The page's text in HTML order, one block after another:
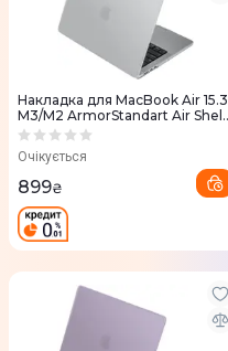
Накладка для MacBook Air 15.3
M3/M2 ArmorStandart Air Shell
Clear (ARM70398)
Очікується
899₴